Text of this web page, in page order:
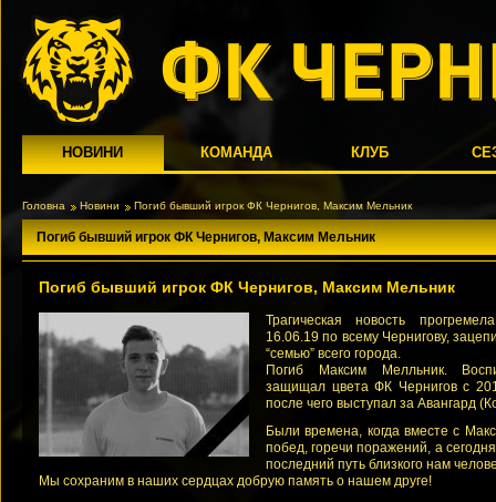
НОВИНИ КОМАНДА КЛУБ
Головна Новини Погиб бывший игрок ФК Чернигов, Максим Мельник
Погиб бывший игрок ФК Чернигов, Максим Мельник
Погиб бывший игрок ФК Чернигов, Максим Мельник
Трагическая новость прогремела
16.06.19 по всему Чернигову,
“семью” всего города.
Погиб Максим Мелльник.
защищал цвета ФК Чернигов с
после чего выступал за Авангард
Были времена, когда вместе с
побед, горечи поражений, а
последний путь близкого нам
Мы сохраним в наших сердцах добрую память о нашем друге!